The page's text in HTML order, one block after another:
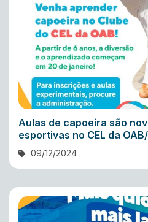
Aulas de capoeira são
esportivas no CEL da
09/12/2024